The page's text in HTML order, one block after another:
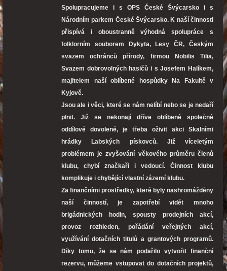
Spolupracujeme i s OPS České Švýcarsko i s
Národním parkem České Švýcarsko. K naší činnosti
přispívá i oboustranně výhodná spolupráce s
folklorním souborem Dykyta, Lesy ČR, Českým
svazem ochránců přírody, firmou Nobilis Tilia,
Svazem dobrovolných hasičů i s Josefem Halíkem,
majitelem naší oblíbené hospůdky Na Fakultě v
Kyjově.
Jsou ale i věci, které se nám nelíbí nebo se je nedaří
plnit. Již se nekonají dříve oblíbené společné
oddílové dovolené, je třeba oživit akci Skalními
hrádky Labských pískovců. Již víceletým
problémem je zvyšování věkového průměru členů
klubu, chybí značkaři i vedoucí. Činnost klubu
komplikuje i chybějící vlastní zázemí klubu.
Za finančními prostředky, které byly nashromážděny
naší činností, je zapotřebí vidět mnoho
brigádnických hodin, spousty prodejních akcí,
provoz rozhleden, pořádání veřejných akcí,
využívání dotačních titulů a grantových programů.
Díky tomu, že se nám podařilo vytvořit finanční
rezervu, můžeme vstupovat do dotačních projektů,